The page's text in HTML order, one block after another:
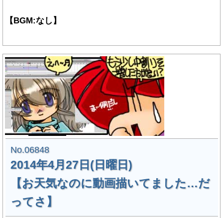
【BGM:なし】
No.06848
2014年4月27日(日曜日)
【お天気なのに動画描いてました…だ
ってさ】